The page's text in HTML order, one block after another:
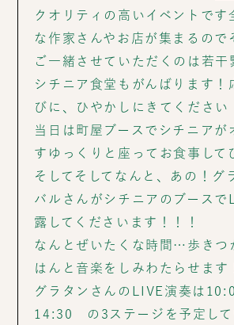
クオリティの高いイベントです
な作家さんやお店が集まるので
ご一緒させていただくのは若干
シチニア食堂もがんばります！
びに、ひやかしにきてください
当日は町屋ブースでシチニアが
すゆっくりと座ってお食事して
そしてそしてなんと、あの！グ
バルさんがシチニアのブースで
露してくださいます！！！
なんとぜいたくな時間…歩きつ
はんと音楽をしみわたらせます
グラタンさんのLIVE演奏は
14:30 の3ステージを予定して